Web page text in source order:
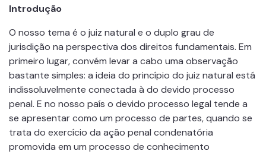
Introdução
O nosso tema é o juiz natural e o duplo grau de
jurisdição na perspectiva dos direitos fundamentais. Em
primeiro lugar, convém levar a cabo uma observação
bastante simples: a ideia do princípio do juiz natural está
indissoluvelmente conectada à do devido processo
penal. E no nosso país o devido processo legal tende a
se apresentar como um processo de partes, quando se
trata do exercício da ação penal condenatória
promovida em um processo de conhecimento